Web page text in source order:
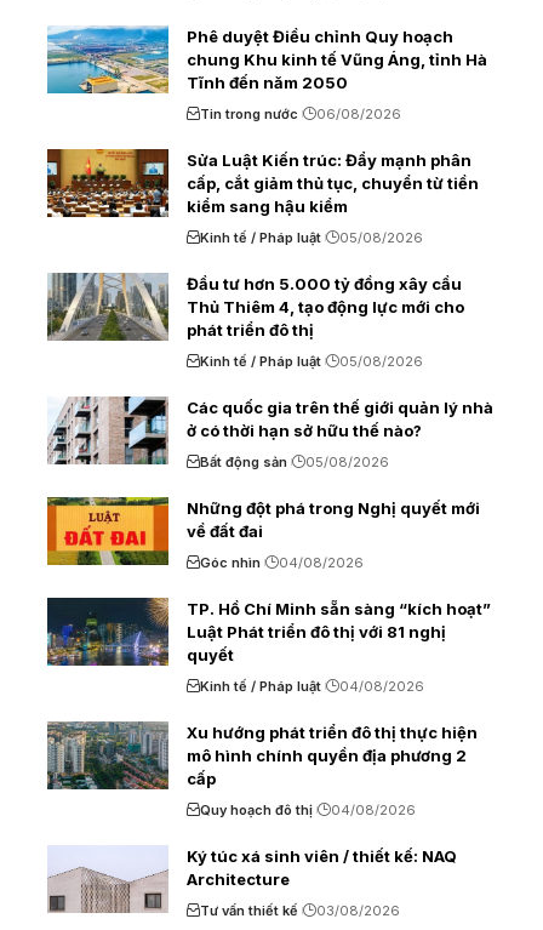
Phê duyệt Điều chỉnh Quy hoạch
chung Khu kinh tế Vũng Áng, tỉnh Hà
Tĩnh đến năm 2050
Tin trong nước 06/08/2026
Sửa Luật Kiến trúc: Đẩy mạnh phân
cấp, cắt giảm thủ tục, chuyển từ tiền
kiểm sang hậu kiểm
Kinh tế / Pháp luật 05/08/2026
Đầu tư hơn 5.000 tỷ đồng xây cầu
Thủ Thiêm 4, tạo động lực mới cho
phát triển đô thị
Kinh tế / Pháp luật 05/08/2026
Các quốc gia trên thế giới quản lý nhà
ở có thời hạn sở hữu thế nào?
Bất động sản 05/08/2026
Những đột phá trong Nghị quyết mới
về đất đai
Góc nhìn 04/08/2026
TP. Hồ Chí Minh sẵn sàng “kích hoạt”
Luật Phát triển đô thị với 81 nghị
quyết
Kinh tế / Pháp luật 04/08/2026
Xu hướng phát triển đô thị thực hiện
mô hình chính quyền địa phương 2
cấp
Quy hoạch đô thị 04/08/2026
Ký túc xá sinh viên / thiết kế: NAQ
Architecture
Tư vấn thiết kế 03/08/2026